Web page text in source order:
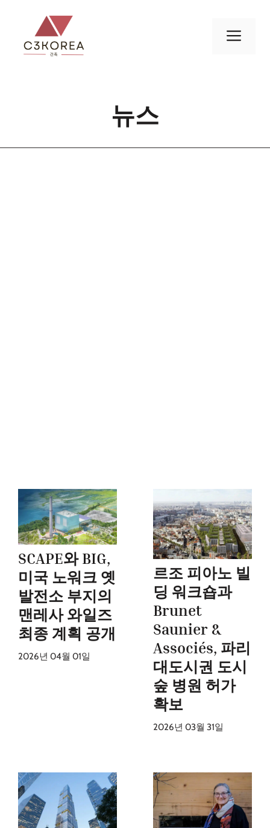
메
뉴스
SCAPE와 BIG,
미국 노워크 옛
발전소 부지의
맨레사 와일즈
최종 계획 공개
2026년 04월 01일
르조 피아노 빌
딩 워크숍과
Brunet
Saunier &
Associés, 파리
대도시권 도시
숲 병원 허가
확보
2026년 03월 31일